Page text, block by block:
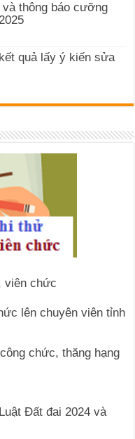
thông báo cưỡng
quả lấy ý kiến sửa